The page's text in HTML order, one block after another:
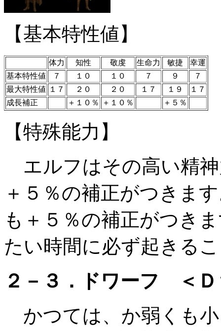
【基本特性値】
体力 知性 敬虔 生命力 敏捷
幸運
基本特性値
７ １０ １０ ７ ９
７
最大特性値
１７ ２０ ２０ １７ １９
１７
成長補正
＋１０％ ＋１０％ ＋５％
【特殊能力】
エルフはその高い精
＋５％の補正がつきま
も＋５％の補正がつき
たい時間に必ず起きる
２－３．ドワーフ ＜Ｄ
かつては、か弱くも